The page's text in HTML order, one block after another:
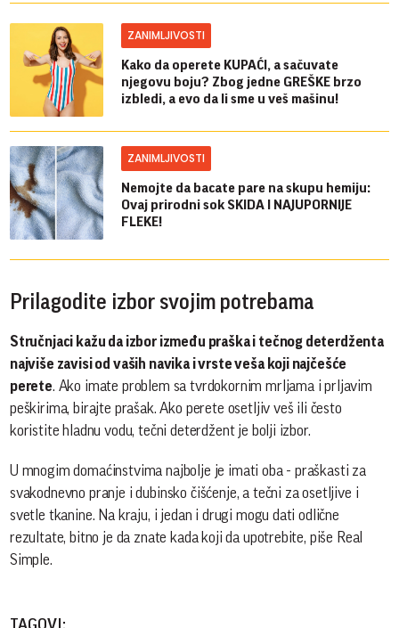
ZANIMLJIVOSTI
Kako da operete KUPAĆI, a sačuvate
njegovu boju? Zbog jedne GREŠKE brzo
izbledi, a evo da li sme u veš mašinu!
ZANIMLJIVOSTI
Nemojte da bacate pare na skupu hemiju:
Ovaj prirodni sok SKIDA I NAJUPORNIJE
FLEKE!
Prilagodite izbor svojim potrebama
Stručnjaci kažu da izbor između praška i tečnog deterdženta
najviše zavisi od vaših navika i vrste veša koji najčešće
perete. Ako imate problem sa tvrdokornim mrljama i prljavim
peškirima, birajte prašak. Ako perete osetljiv veš ili često
koristite hladnu vodu, tečni deterdžent je bolji izbor.
U mnogim domaćinstvima najbolje je imati oba - praškasti za
svakodnevno pranje i dubinsko čišćenje, a tečni za osetljive i
svetle tkanine. Na kraju, i jedan i drugi mogu dati odlične
rezultate, bitno je da znate kada koji da upotrebite, piše Real
Simple.
TAGOVI: